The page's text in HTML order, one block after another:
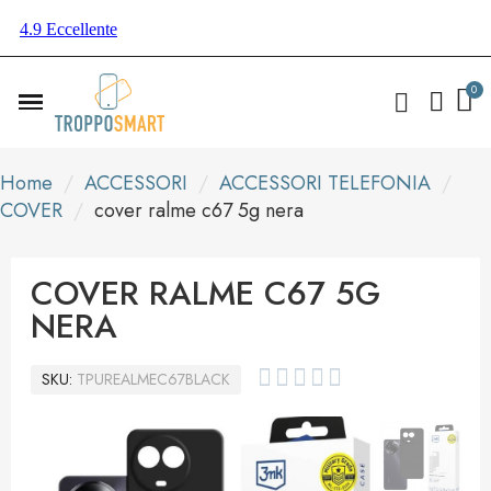
Home ACCESSORI
ACCESSORI TELEFONIA
COVER
cover ralme c67 5g nera
COVER RALME C67 5G
NERA
SKU TPUREALMEC67BLACK     